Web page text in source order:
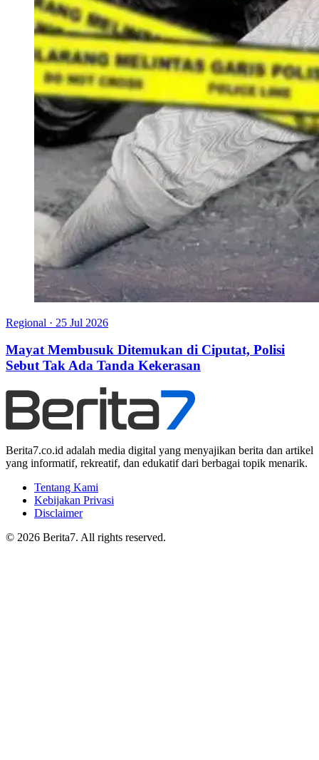
Regional · 25 Jul 2026
Mayat Membusuk Ditemukan di Ciputat, Polisi
Sebut Tak Ada Tanda Kekerasan
Berita7.co.id adalah media digital yang menyajikan berita dan artikel
yang informatif, rekreatif, dan edukatif dari berbagai topik menarik.
Tentang Kami
Kebijakan Privasi
Disclaimer
© 2026 Berita7. All rights reserved.